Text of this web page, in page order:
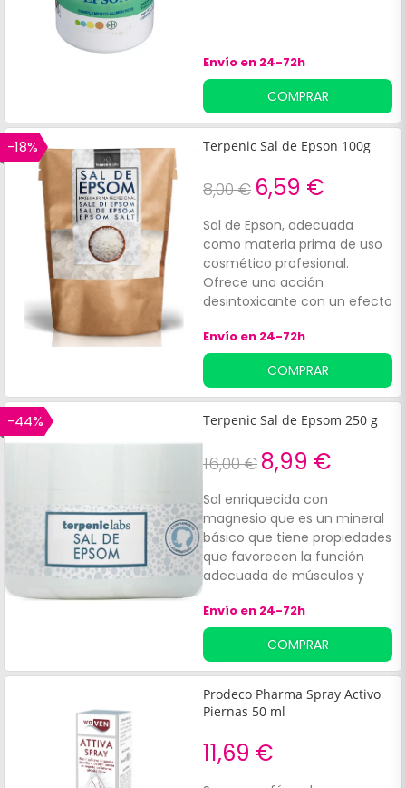
Envío en 24-72h
COMPRAR
-18% Terpenic Sal de Epson 100g
8,00 € 6,59 €
Sal de Epson, adecuada
como materia prima de uso
cosmético profesional.
Ofrece una acción
desintoxicante con un efecto
Envío en 24-72h
COMPRAR
-44% Terpenic Sal de Epsom 250 g
16,00 € 8,99 €
Sal enriquecida con
magnesio que es un mineral
básico que tiene propiedades
que favorecen la función
adecuada de músculos y
suave efecto laxante. Se
encuentra indicado para
baños y peelingo corporal de
uso externo.
Envío en 24-72h
COMPRAR
Prodeco Pharma Spray Activo
Piernas 50 ml
11,69 €